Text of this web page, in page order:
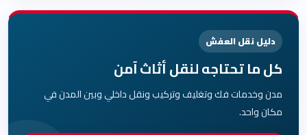
دليل نقل العفش
كل ما تحتاجه لنقل أثاث آمن
مدن وخدمات فك وتغليف وتركيب ونقل داخلي وبين المدن في
مكان واحد.